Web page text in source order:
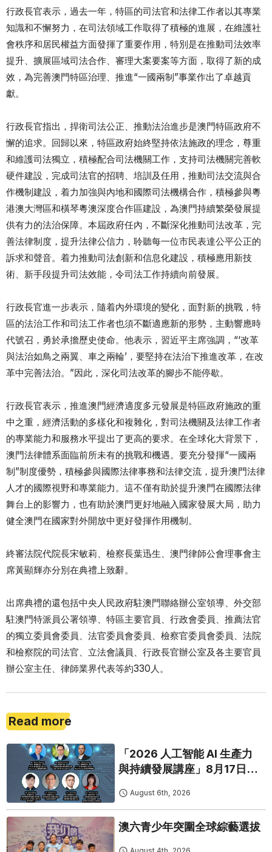
行政長官表示，過去一年，特區的司法官和法律工作者以其專業
知識和不懈努力，在司法領域工作取得了積極的進展，在維護社
會秩序和居民權益方面發揮了重要作用，特別是在推動司法效率
提升、擴展區域司法合作、審理大案要案等方面，取得了新的成
效，為完善澳門特區治理、推進“一國兩制”事業作出了卓越貢
獻。
行政長官指出，捍衛司法公正、推動法治進步是澳門特區政府不
懈的追求。回歸以來，特區政府始終堅持依法施政的理念，尊重
和維護司法獨立，積極配合司法機關工作，支持司法機關完善軟
硬件建設，完成司法官的招聘、培訓及任用，推動司法交流與合
作機制建設，着力加強與內地和國際司法機構合作，積極參與粵
港澳大灣區和橫琴粵澳深度合作區建設，為澳門持續繁榮發展提
供有力的法治保障。本屆政府任內，不斷深化推動司法改革，完
善法律制度，提升法律公信力，聆聽每一位市民表達公平公正的
訴求和聲音。着力推動司法創新和信息化建設，積極應用新技
術、新手段提升司法效能，令司法工作持續向前發展。
行政長官進一步表示，隨着內外環境的變化，面對新的挑戰，特
區的法治工作和司法工作者也須不斷適應新的形勢，主動響應時
代號召，勇於承擔歷史使命。他表示，習近平主席強調，“‘改革
與法治如鳥之兩翼、車之兩輪’，要堅持在法治下推進改革，在改
革中完善法治。”因此，深化司法改革的腳步不能停歇。
行政長官表示，推進澳門經濟適度多元發展是特區政府施政的重
中之重，經濟活動的多樣化和複雜化，對司法機關及法律工作者
的專業能力和服務水平提出了更高的要求。在全球化大背景下，
澳門法律體系面臨前所未有的挑戰和機遇。要充分發揮“一國兩
制”制度優勢，積極參與國際法律事務和法律交流，提升澳門法律
人才的國際視野和專業能力。這不僅有助於提升澳門在國際法律
舞台上的影響力，也有助於澳門更好地融入國家發展大局，助力
健全澳門在國家對外開放中更好發揮作用機制。
終審法院代院長宋敏莉、檢察長葉迅生、澳門律師公會理事會主
席黃顯輝亦分別在典禮上致辭。
出席典禮的還包括中央人民政府駐澳門聯絡辦公室領導、外交部
駐澳門特派員公署領導、特區主要官員、行政會委員、推薦法官
的獨立委員會委員、法官委員會委員、檢察官委員會委員、法院
和檢察院的司法官、立法會議員、行政長官辦公室及各主要官員
辦公室主任、律師業界代表等約330人。
Read more
「2026 人工智能 AI 生產力
與持續發展講座」8月17日免
August 6th, 2026
澳六青少年突圍全球綜藝選拔